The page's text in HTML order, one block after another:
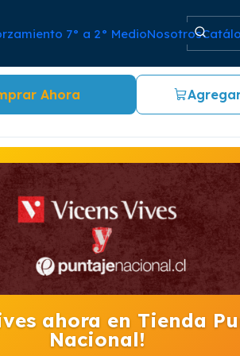
7° a 2° MedioNosotros
Audiobook
Ahora
ahora en Tienda
Nacional!